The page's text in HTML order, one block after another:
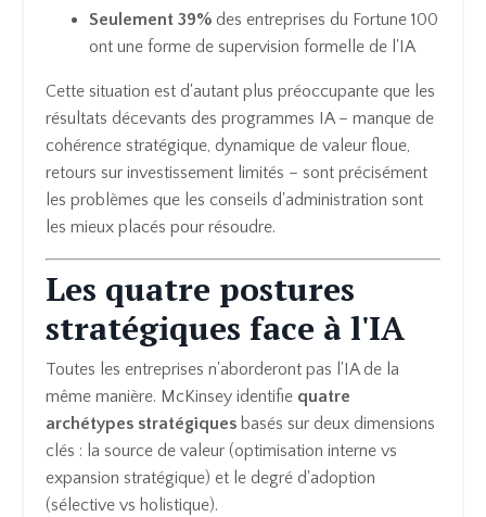
Seulement 39% des entreprises du Fortune 100
ont une forme de supervision formelle de l'IA
Cette situation est d'autant plus préoccupante que les
résultats décevants des programmes IA – manque de
cohérence stratégique, dynamique de valeur floue,
retours sur investissement limités – sont précisément
les problèmes que les conseils d'administration sont
les mieux placés pour résoudre.
Les quatre postures
stratégiques face à l'IA
Toutes les entreprises n'aborderont pas l'IA de la
même manière. McKinsey identifie quatre
archétypes stratégiques basés sur deux dimensions
clés : la source de valeur (optimisation interne vs
expansion stratégique) et le degré d'adoption
(sélective vs holistique).